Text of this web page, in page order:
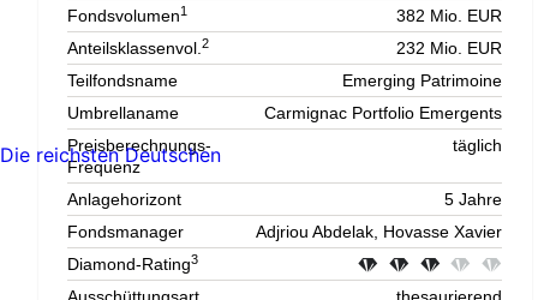
Fondsvolumen1
382 Mio. EUR
Anteilsklassenvol.2
232 Mio. EUR
Teilfondsname
Emerging Patrimoine
Umbrellaname
Carmignac Portfolio Emergents
Preisberechnungs-
Frequenz
täglich
Anlagehorizont
5 Jahre
Fondsmanager
Adjriou Abdelak, Hovasse Xavier
Diamond-Rating3
Die reichsten Deutschen